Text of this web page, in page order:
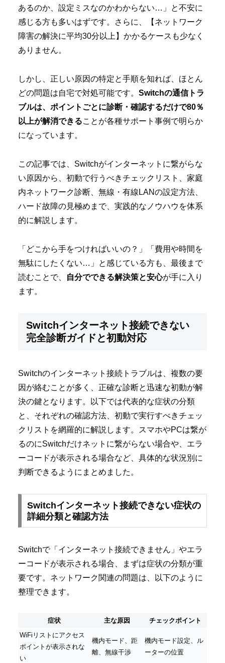
あるのか、設定ミスなのかわからない…」と不安に
感じる方も多いはずです。さらに、【ネットワーク
障害の解決に平均30分以上】かかるケースも少なく
ありません。
しかし、正しい原因の特定と手順を知れば、ほとん
どの問題は自宅で対処可能です。 Switchの通信トラ
ブルは、ポイントごとに診断・確認するだけで80％
以上が解消できることが各種サポート事例で明らか
になっています。
この記事では、Switchがインターネットに繋がらな
い原因から、初動で行うべきチェックリスト、家庭
内ネットワーク診断、無線・有線LANの設定方法、
ハード故障の見極めまで、実践的なノウハウを体系
的に解説します。
「どこから手をつければいいの？」「費用や時間を
無駄にしたくない…」と感じている方も、最後まで
読むことで、
自分でできる解決策と安心が手に入り
ます。
Switchインターネット接続できない
完全診断ガイドと初動対応
Switchのインターネット接続トラブルは、複数の要
因が絡むことが多く、正確な診断と迅速な初動が解
決の鍵となります。以下では代表的な症状の分類
と、それぞれの確認方法、初動で実行すべきチェッ
クリストを網羅的に解説します。スマホやPCは繋が
るのにSwitchだけネットに繋がらない場合や、エラ
ーコードが表示される場合など、具体的な状況別に
判断できるようにまとめました。
Switchインターネット接続できない症状の
詳細分類と確認方法
Switchで「インターネット接続できません」やエラ
ーコードが表示される場合、まずは症状の分類が重
要です。ネットワーク関連の問題は、以下のように
整理できます。
症状 主な原因
チェックポイント
WiFiリストにアクセス
ポイントが表示されな
い
機内モード、距
離、無線干渉
機内モード設定、ル
ーターの位置